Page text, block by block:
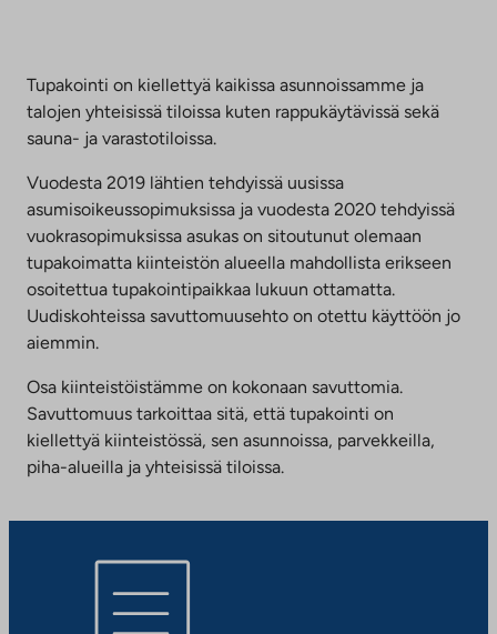
Tupakointi on kiellettyä kaikissa asunnoissamme ja
talojen yhteisissä tiloissa kuten rappukäytävissä sekä
sauna- ja varastotiloissa.
Vuodesta 2019 lähtien tehdyissä uusissa
asumisoikeussopimuksissa ja vuodesta 2020 tehdyissä
vuokrasopimuksissa asukas on sitoutunut olemaan
tupakoimatta kiinteistön alueella mahdollista erikseen
osoitettua tupakointipaikkaa lukuun ottamatta.
Uudiskohteissa savuttomuusehto on otettu käyttöön jo
aiemmin.
Osa kiinteistöistämme on kokonaan savuttomia.
Savuttomuus tarkoittaa sitä, että tupakointi on
kiellettyä kiinteistössä, sen asunnoissa, parvekkeilla,
piha-alueilla ja yhteisissä tiloissa.